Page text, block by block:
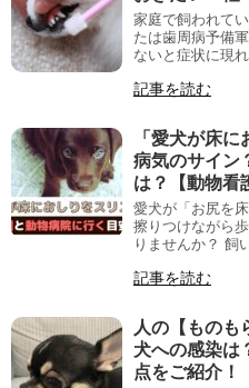
家庭で飼われて
たは歯周病予備
ないと症状に現
記事を読む
「愛犬が床
病気のサイン
は？【動物看
愛犬が「お尻を
擦りつけながら
りませんか？ 飼
記事を読む
人の【もの
犬への感染は
点をご紹介！